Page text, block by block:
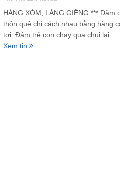
HÀNG XÓM, LÁNG GIỀNG ***
thôn quê chỉ cách nhau bằng hàng
tơi. Đám trẻ con chạy qua chui lại
Xem tin